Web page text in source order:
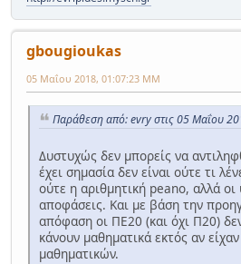
gbougioukas
05 Μαΐου 2018, 01:07:23 ΜΜ
Παράθεση από: evry στις 05 Μαΐου
Δυστυχώς δεν μπορείς να
έχει σημασία δεν είναι ούτε τι
ούτε η αριθμητική peano, αλλά οι
αποφάσεις. Και με βάση την
απόφαση οι ΠΕ20 (και όχι Π20)
κάνουν μαθηματικά εκτός αν
μαθηματικών.